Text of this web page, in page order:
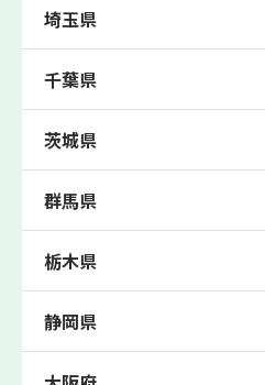
東京都東大和市の保護者の方や生徒さんに
個別指導塾で今なら無料体験受付中です！
埼玉県
千葉県
茨城県
群馬県
栃木県
静岡県